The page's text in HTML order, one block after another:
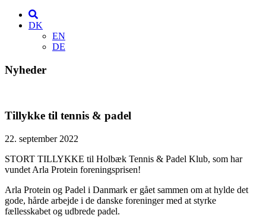
DK
EN
DE
Nyheder
Tillykke til tennis & padel
22. september 2022
STORT TILLYKKE til Holbæk Tennis & Padel Klub, som har
vundet Arla Protein foreningsprisen!
Arla Protein og Padel i Danmark er gået sammen om at hylde det
gode, hårde arbejde i de danske foreninger med at styrke
fællesskabet og udbrede padel.